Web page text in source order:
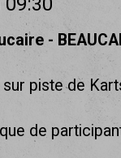
-
piste de
de